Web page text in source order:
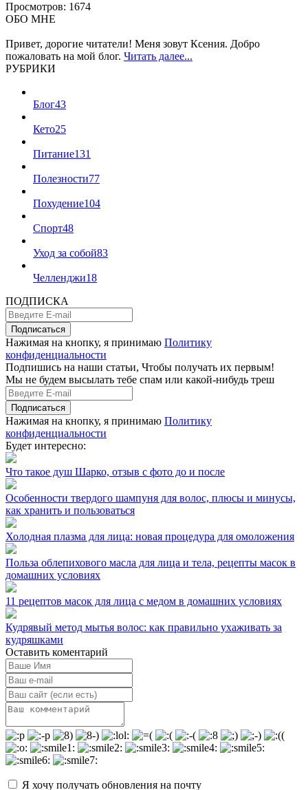
Просмотров: 1674
ОБО МНЕ
Привет, дорогие читатели! Меня зовут Ксения. Добро
пожаловать на мой блог. Читать далее...
РУБРИКИ
Блог43
Кето25
Питание131
Полезности77
Похудение104
Спорт48
Уход за собой83
Челленджи18
ПОДПИСКА
Подписаться
Нажимая на кнопку, я принимаю Политику
конфиденциальности
Подпишись на наши статьи, Чтобы получать их первым!
Мы не будем высылать тебе спам или какой-нибудь треш
Подписаться
Нажимая на кнопку, я принимаю Политику
конфиденциальности
Будет интересно:
Что такое душ Шарко, отзыв с фото до и после
Особенности твердого шампуня для волос, плюсы и минусы,
как хранить и пользоваться
Холодная плазма для лица: новая процедура для омоложения
Польза облепихового масла для лица и тела, рецепты масок в
домашних условиях
11 рецептов масок для лица с медом в домашних условиях
Кудрявый метод мытья волос: как правильно ухаживать за
кудряшками
Оставить коментарий
Я хочу получать обновления на почту